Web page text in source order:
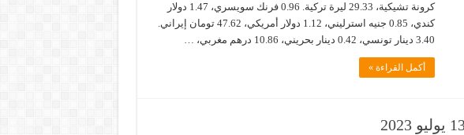
كرونة تشيكية، 29.33 ليرة تركية. 0.96 فرنك سويسري، 1.47 دولار
كندي، 0.85 جنيه استرليني، 1.12 دولار أمريكي، 47.62 تومان إيراني.
3.40 دينار تونسي، 0.42 دينار بحريني، 10.86 درهم مغربي، …
أكمل القراءة »